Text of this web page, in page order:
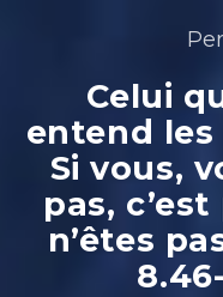
Celui
entend les
Si vous,
pas,
n’êtes